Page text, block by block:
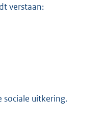
verstaan:
uitkering.